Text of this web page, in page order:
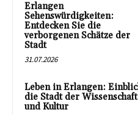
Erlangen
Sehenswürdigkeiten:
Entdecken Sie die
verborgenen Schätze der
Stadt
31.07.2026
Leben in Erlangen:
die Stadt der Wissenschaft
und Kultur